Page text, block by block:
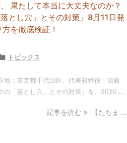
果たして本当に大丈夫なのか？
落とし穴」とその対策』8月11日発
を徹底検証！
トピックス
地：東京都千代田区、代表取締役：加藤
の「落とし穴」とその対策』を、2020 ...
記事を読む 【たちま ...